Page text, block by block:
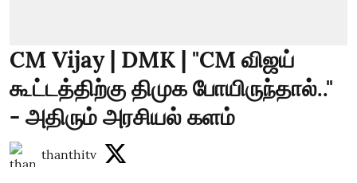
CM Vijay | DMK | "CM விஜய்
கூட்டத்திற்கு திமுக போயிருந்தால்.."
- அதிரும் அரசியல் களம்
thanthitv